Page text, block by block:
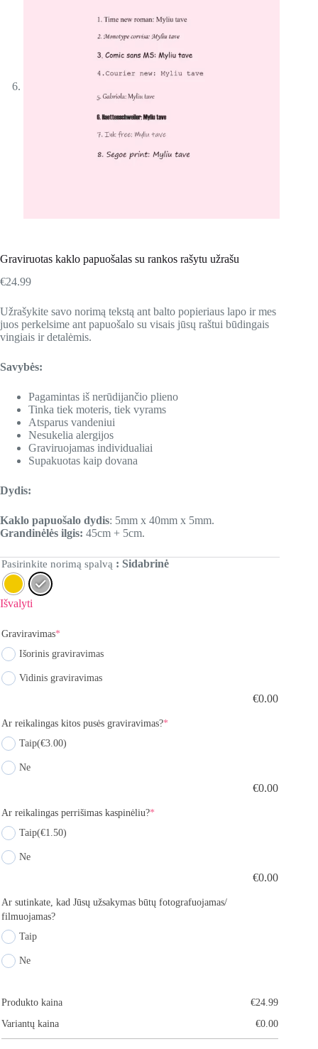
Graviruotas kaklo papuošalas su rankos rašytu užrašu
€24.99
Užrašykite savo norimą tekstą ant balto popieriaus lapo ir mes
juos perkelsime ant papuošalo su visais jūsų raštui būdingais
vingiais ir detalėmis.
Savybės:
Pagamintas iš nerūdijančio plieno
Tinka tiek moteris, tiek vyrams
Atsparus vandeniui
Nesukelia alergijos
Graviruojamas individualiai
Supakuotas kaip dovana
Dydis:
Kaklo papuošalo dydis: 5mm x 40mm x 5mm.
Grandinėlės ilgis: 45cm + 5cm.
Pasirinkite norimą spalvą : Sidabrinė
Išvalyti
Graviravimas*
Išorinis graviravimas
Vidinis graviravimas
€0.00
Ar reikalingas kitos pusės graviravimas?*
Taip(€3.00)
Ne
€0.00
Ar reikalingas perrišimas kaspinėliu?*
Taip(€1.50)
Ne
€0.00
Ar sutinkate, kad Jūsų užsakymas būtų fotografuojamas/
filmuojamas?
Taip
Ne
Produkto kaina €24.99
Variantų kaina
€0.00